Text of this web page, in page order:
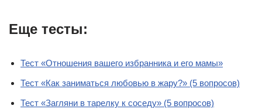
Еще тесты:
Тест «Отношения вашего избранника и его мамы»
Тест «Как заниматься любовью в жару?» (5 вопросов)
Тест «Загляни в тарелку к соседу» (5 вопросов)